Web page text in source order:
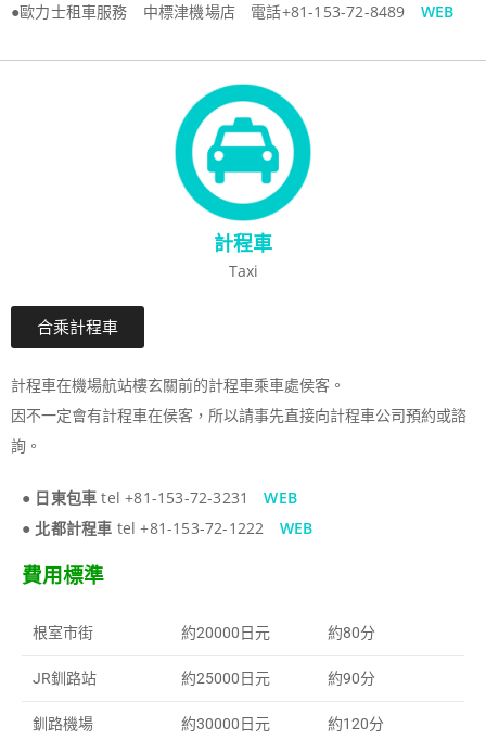
●歐力士租車服務 中標津機場店 電話+81-153-72-8489 WEB
計程車
Taxi
合乘計程車
計程車在機場航站樓玄關前的計程車乘車處侯客。
因不一定會有計程車在侯客，所以請事先直接向計程車公司預約或諮
詢。
● 日東包車 tel +81-153-72-3231
WEB
● 北都計程車 tel +81-153-72-1222 WEB
費用標準
根室市街 約20000日元 約80分
JR釧路站 約25000日元 約90分
釧路機場 約30000日元 約120分